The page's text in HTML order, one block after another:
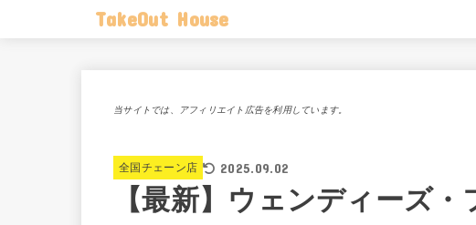
TakeOut House
当サイトでは、アフィリエイト広告を利用しています。
全国チェーン店 2025.09.02
【最新】ウェンディーズ